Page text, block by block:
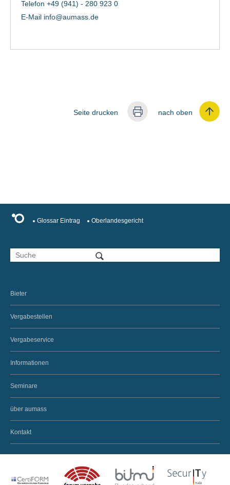
Telefon +49 (941) - 280 923 0
E-Mail info@aumass.de
nach oben
Seite drucken
Glossar Eintrag Oberlandesgericht
Bieter
Vergabestellen
Vergabeservice
Informationen
Seminare
über aumass
Kontakt